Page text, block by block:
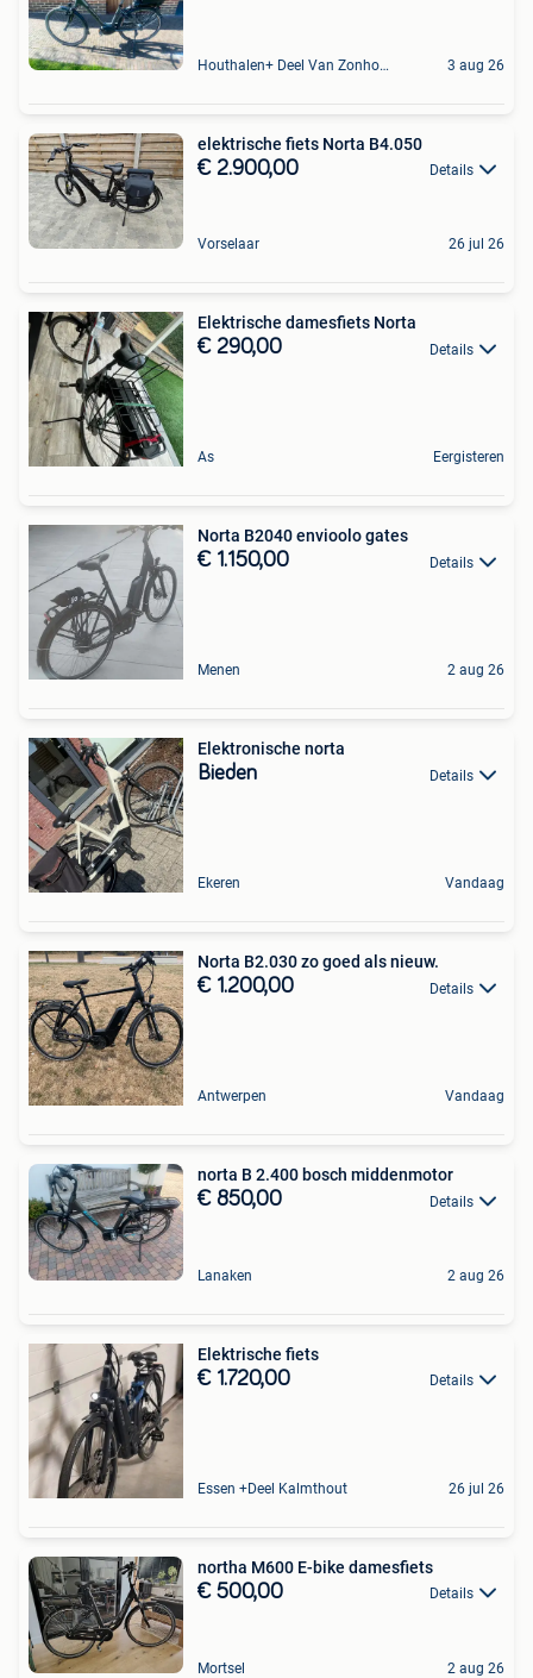
Houthalen+ Deel Van Zonhoven En Zolder 3 aug 26
elektrische fiets Norta B4.050
€ 2.900,00 Details
Vorselaar 26 jul 26
Elektrische damesfiets Norta
€ 290,00 Details
As Eergisteren
Norta B2040 envioolo gates
€ 1.150,00 Details
Menen 2 aug 26
Elektronische norta
Bieden Details
Ekeren Vandaag
Norta B2.030 zo goed als nieuw.
€ 1.200,00 Details
Antwerpen Vandaag
norta B 2.400 bosch middenmotor
€ 850,00 Details
Lanaken 2 aug 26
Elektrische fiets
€ 1.720,00 Details
Essen +Deel Kalmthout 26 jul 26
northa M600 E-bike damesfiets
€ 500,00 Details
Mortsel 2 aug 26